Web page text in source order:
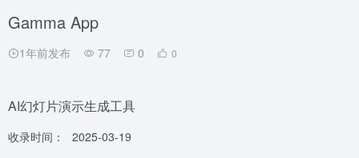
Gamma App
1年前发布 77 0 0
AI幻灯片演示生成工具
收录时间：
2025-03-19